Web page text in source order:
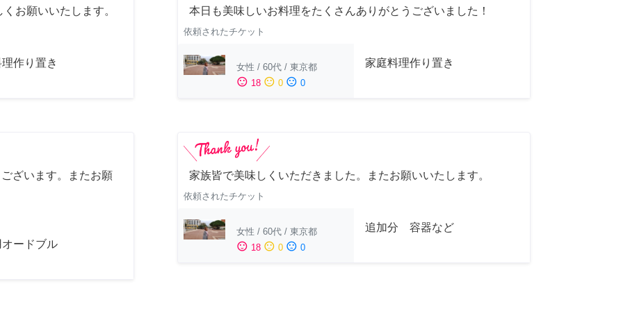
お願いいたします。
作り置き
本日も美味しいお料理をたくさんありがとうございました！
依頼されたチケット
女性 / 60代 / 東京都
sentiment_satisfied 18 sentiment_neutral 0 sentiment_dissatisfied 0
家庭料理作り置き
ざいます。またお願
ードブル
家族皆で美味しくいただきました。またお願いいたします。
依頼されたチケット
女性 / 60代 / 東京都
sentiment_satisfied 18 sentiment_neutral 0 sentiment_dissatisfied 0
追加分 容器など